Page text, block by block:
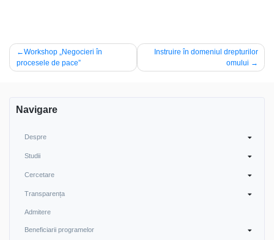
Navigare
în
Workshop „Negocieri în
procesele de pace”
Instruire în domeniul drepturilor
omului
Navigare
Despre
Studii
Cercetare
Transparența
Admitere
Beneficiarii programelor